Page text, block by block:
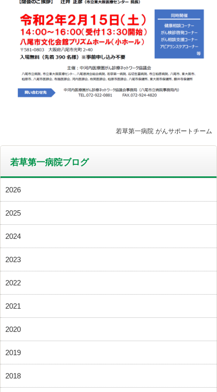
若草第一病院 がんサポートチーム
若草第一病院ブログ
2026
2025
2024
2023
2022
2021
2020
2019
2018